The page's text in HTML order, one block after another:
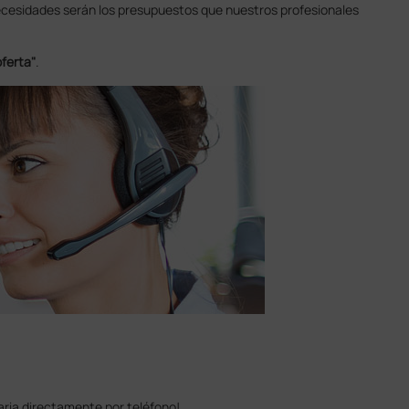
serán los presupuestos que nuestros profesionales
.